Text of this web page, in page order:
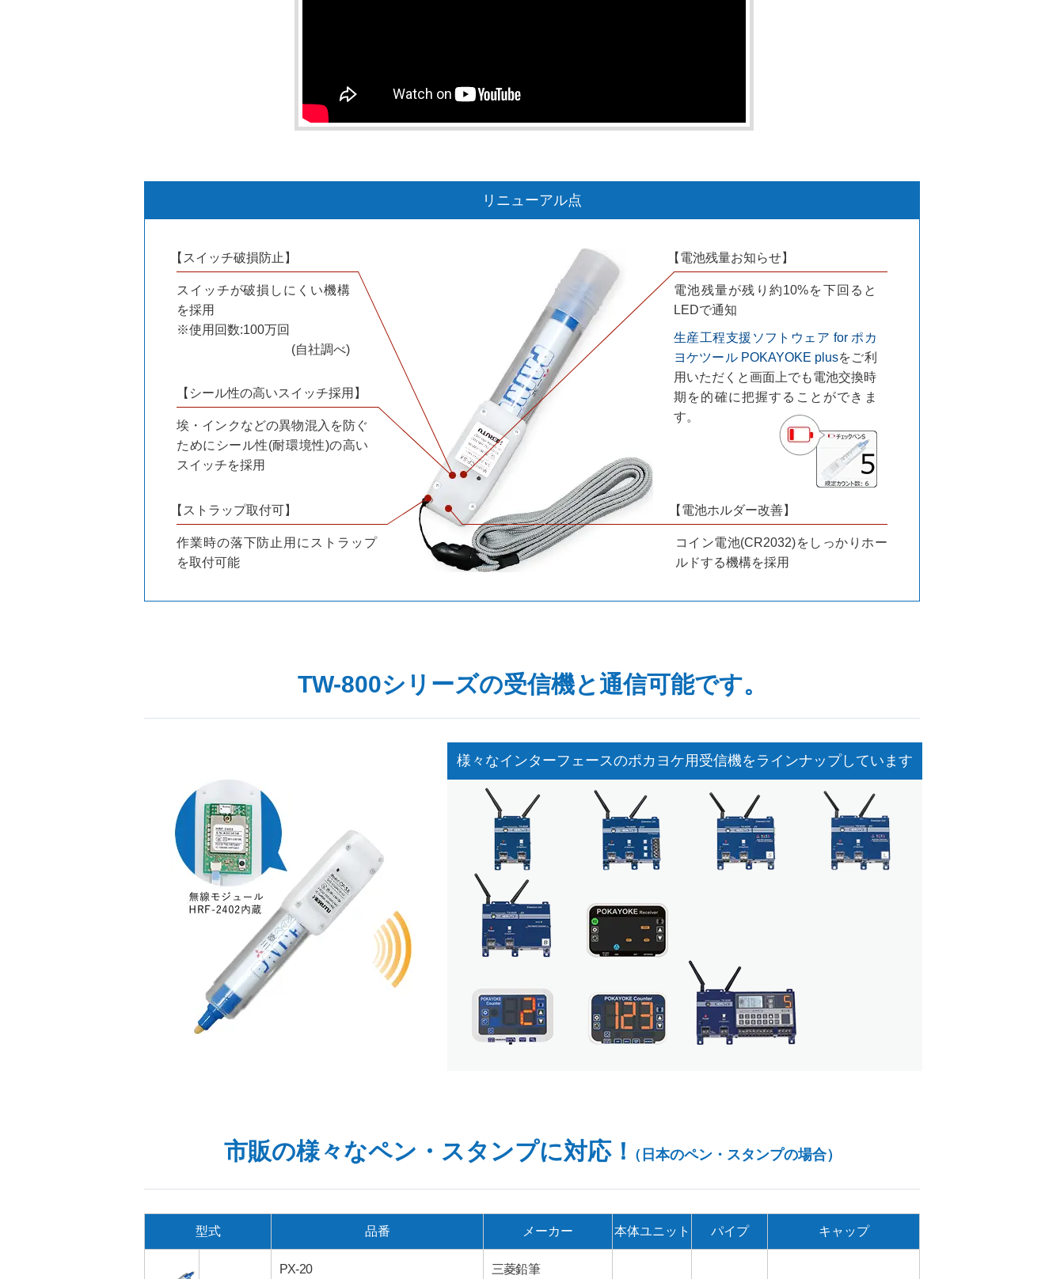
リニューアル点
【スイッチ破損防止】
スイッチが破損しにくい機構
を採用
※使用回数:100万回
(自社調べ)
【シール性の高いスイッチ採用】
埃・インクなどの異物混入を防ぐ
ためにシール性(耐環境性)の高い
スイッチを採用
【ストラップ取付可】
作業時の落下防止用にストラップ
を取付可能
【電池残量お知らせ】
電池残量が残り約10%を下回ると
LEDで通知
生産工程支援ソフトウェア for ポカ
ヨケツール POKAYOKE plusをご利
用いただくと画面上でも電池交換時
期を的確に把握することができま
す。
【電池ホルダー改善】
コイン電池(CR2032)をしっかりホー
ルドする機構を採用
TW-800シリーズの受信機と通信可能です。
様々なインターフェースのポカヨケ用受信機をラインナップしています
市販の様々なペン・スタンプに対応！ （日本のペン・スタンプの場合）
型式 品番 メーカー 本体ユニット パイプ キャップ
PX-20
三菱鉛筆